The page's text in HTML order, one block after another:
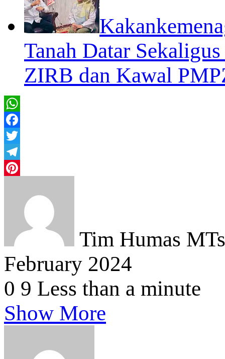
Tanah Datar
ZIRB dan Kawal
WhatsApp
Facebook
Twitter
Telegram
Tim Humas
February 2024
0 9 Less than a minute
Show More